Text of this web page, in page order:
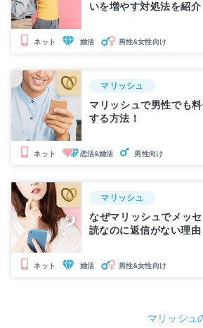
いを増やす対処法を紹介
ネット 婚活 男性&女性向け
マリッシュ
マリッシュで男性でも
する方法！
ネット 恋活&婚活 男性向け
マリッシュ
なぜマリッシュでメッ
読なのに返信がない理由
ネット 婚活 男性&女性向け
マリッシュ